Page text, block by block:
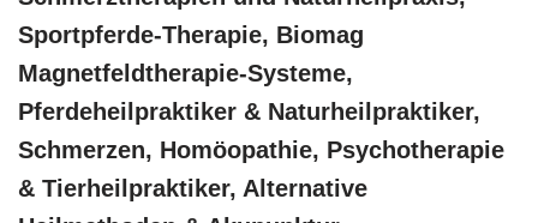
Sportpferde-Therapie, Biomag
Magnetfeldtherapie-Systeme,
Pferdeheilpraktiker & Naturheilpraktiker,
Schmerzen, ‎Homöopathie, ‎Psychotherapie
& ‎Tierheilpraktiker, Alternative